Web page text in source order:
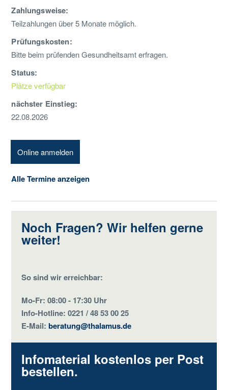
Zahlungsweise:
Teilzahlungen über 5 Monate möglich.
Prüfungskosten:
Bitte beim prüfenden Gesundheitsamt erfragen.
Status:
Plätze verfügbar
nächster Einstieg:
22.08.2026
Online anmelden
Alle Termine anzeigen
Noch Fragen? Wir helfen gerne
weiter!
So sind wir erreichbar:
Mo-Fr: 08:00 - 17:30 Uhr
Info-Hotline: 0221 / 48 53 00 25
E-Mail:beratung@thalamus.de
Infomaterial kostenlos per Post
bestellen.